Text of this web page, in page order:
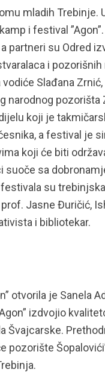
mladih Trebinje.
i festival
partneri su Odred
i pozorišnih
Slađana
narodnog
koji je
a festival je
koji će biti
sa
su
Jasne Đuričić,
i bibliotekar.
otvorila je Sanela
izdvojio
Švajcarske.